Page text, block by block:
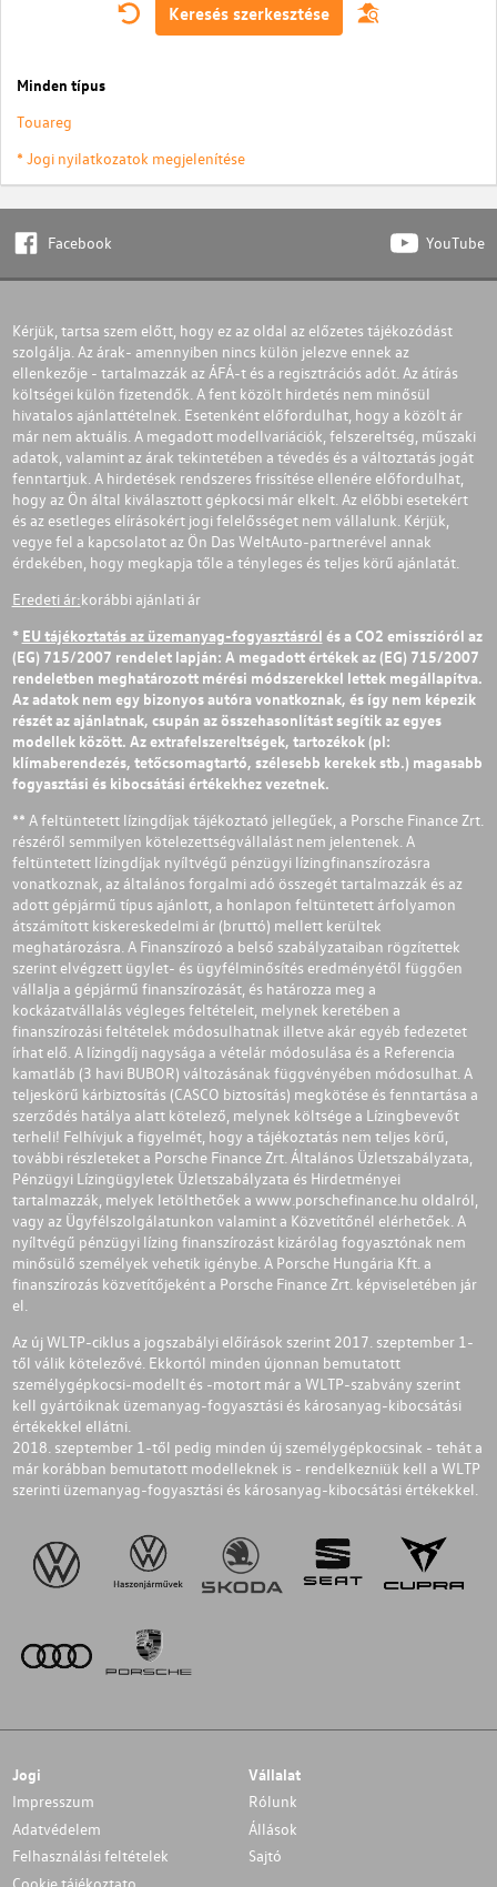
Keresés szerkesztése
Minden típus
Touareg
* Jogi nyilatkozatok megjelenítése
Facebook YouTube
Kérjük, tartsa szem előtt, hogy ez az oldal az előzetes tájékozódást
szolgálja. Az árak- amennyiben nincs külön jelezve ennek az
ellenkezője - tartalmazzák az ÁFÁ-t és a regisztrációs adót. Az átírás
költségei külön fizetendők. A fent közölt hirdetés nem minősül
hivatalos ajánlattételnek. Esetenként előfordulhat, hogy a közölt ár
már nem aktuális. A megadott modellvariációk, felszereltség, műszaki
adatok, valamint az árak tekintetében a tévedés és a változtatás jogát
fenntartjuk. A hirdetések rendszeres frissítése ellenére előfordulhat,
hogy az Ön által kiválasztott gépkocsi már elkelt. Az előbbi esetekért
és az esetleges elírásokért jogi felelősséget nem vállalunk. Kérjük,
vegye fel a kapcsolatot az Ön Das WeltAuto-partnerével annak
érdekében, hogy megkapja tőle a tényleges és teljes körű ajánlatát.
Eredeti ár:korábbi ajánlati ár
* EU tájékoztatás az üzemanyag-fogyasztásról és a CO2 emisszióról az
(EG) 715/2007 rendelet lapján: A megadott értékek az (EG) 715/2007
rendeletben meghatározott mérési módszerekkel lettek megállapítva.
Az adatok nem egy bizonyos autóra vonatkoznak, és így nem képezik
részét az ajánlatnak, csupán az összehasonlítást segítik az egyes
modellek között. Az extrafelszereltségek, tartozékok (pl:
klímaberendezés, tetőcsomagtartó, szélesebb kerekek stb.) magasabb
fogyasztási és kibocsátási értékekhez vezetnek.
** A feltüntetett lízingdíjak tájékoztató jellegűek, a Porsche Finance Zrt.
részéről semmilyen kötelezettségvállalást nem jelentenek. A
feltüntetett lízingdíjak nyíltvégű pénzügyi lízingfinanszírozásra
vonatkoznak, az általános forgalmi adó összegét tartalmazzák és az
adott gépjármű típus ajánlott, a honlapon feltüntetett árfolyamon
átszámított kiskereskedelmi ár (bruttó) mellett kerültek
meghatározásra. A Finanszírozó a belső szabályzataiban rögzítettek
szerint elvégzett ügylet- és ügyfélminősítés eredményétől függően
vállalja a gépjármű finanszírozását, és határozza meg a
kockázatvállalás végleges feltételeit, melynek keretében a
finanszírozási feltételek módosulhatnak illetve akár egyéb fedezetet
írhat elő. A lízingdíj nagysága a vételár módosulása és a Referencia
kamatláb (3 havi BUBOR) változásának függvényében módosulhat. A
teljeskörű kárbiztosítás (CASCO biztosítás) megkötése és fenntartása a
szerződés hatálya alatt kötelező, melynek költsége a Lízingbevevőt
terheli! Felhívjuk a figyelmét, hogy a tájékoztatás nem teljes körű,
további részleteket a Porsche Finance Zrt. Általános Üzletszabályzata,
Pénzügyi Lízingügyletek Üzletszabályzata és Hirdetményei
tartalmazzák, melyek letölthetőek a www.porschefinance.hu oldalról,
vagy az Ügyfélszolgálatunkon valamint a Közvetítőnél elérhetőek. A
nyíltvégű pénzügyi lízing finanszírozást kizárólag fogyasztónak nem
minősülő személyek vehetik igénybe. A Porsche Hungária Kft. a
finanszírozás közvetítőjeként a Porsche Finance Zrt. képviseletében jár
el.
Az új WLTP-ciklus a jogszabályi előírások szerint 2017. szeptember 1-
től válik kötelezővé. Ekkortól minden újonnan bemutatott
személygépkocsi-modellt és -motort már a WLTP-szabvány szerint
kell gyártóiknak üzemanyag-fogyasztási és károsanyag-kibocsátási
értékekkel ellátni.
2018. szeptember 1-től pedig minden új személygépkocsinak - tehát a
már korábban bemutatott modelleknek is - rendelkezniük kell a WLTP
szerinti üzemanyag-fogyasztási és károsanyag-kibocsátási értékekkel.
Jogi
Impresszum
Adatvédelem
Felhasználási feltételek
Vállalat
Rólunk
Állások
Sajtó